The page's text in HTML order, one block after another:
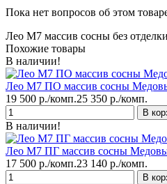
Пока нет вопросов об этом
Лео М7 массив сосны без отделки
Похожие товары
В наличии!
Лео М7 ПО массив сосны
19 500 р./комп.25 350 р./комп.
В
В наличии!
Лео М7 ПГ массив сосны
17 500 р./комп.23 140 р./комп.
В